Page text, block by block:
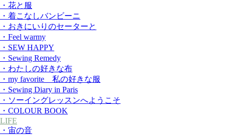
・花と服
・着こなしバンビーニ
・おきにいりのセーターと
・Feel warmy
・SEW HAPPY
・Sewing Remedy
・わたしの好きな布
・my favorite 私の好きな服
・Sewing Diary in Paris
・ソーイングレッスンへようこそ
・COLOUR BOOK
LIFE
・宙の音